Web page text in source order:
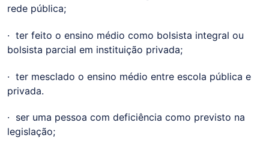
rede pública;
· ter feito o ensino médio como bolsista integral ou
bolsista parcial em instituição privada;
· ter mesclado o ensino médio entre escola pública e
privada.
· ser uma pessoa com deficiência como previsto na
legislação;